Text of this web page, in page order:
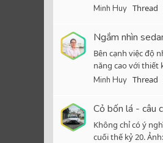
Minh Huy Thread
Ngắm nhìn
Bên cạnh việc độ
năng cao với thiết
Minh Huy Thread
Cỏ bốn lá - câu
Không chỉ có ý
cuối thế kỷ 20.